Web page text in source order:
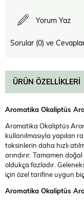
Yorum Yaz
Sorular (0) ve
ÜRÜN ÖZELLIKLERI
Aromatika Okaliptüs
Aromatika Okaliptüs
kullanılmasıyla yapılan
toksinlerin daha hızlı
arındırır. Tamamen
oldukça fazladır.
için özel tarifine uygun
Aromatika Okaliptüs